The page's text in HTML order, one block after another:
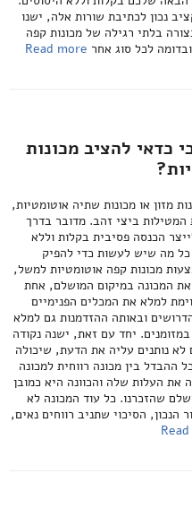
נכון לכתיבת שורות אלה, ישנו
בלתי רגילה של מכונות קפה
לכל סוג אחר
כדאי להציב מכונות
מזון או מכונות שתיה אוטומטיות,
המטילות ביצי זהב. מדובר בדרך
הכנסה פסיבית בקלות וללא
מה שיש לעשות כדי להפיק
מכונות קפה אוטומטיות למשל,
המכונה במיקום המושלם, אחת
למלא את המכלים הפנימיים
ובאותה ההזדמנות גם למלא
יחד עם זאת, ישנה נקודה
נותנים עליה את הדעת, שיכולה
ההבדל בין מכונה רווחית למכונה
את העלות שלה והכוונה היא כמובן
שהזכרנו. כל עוד המכונה לא
הנכון, הסיכוי שתניב רווחים נאים,